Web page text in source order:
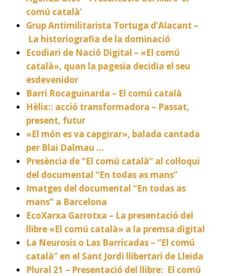
comú català’
Grup Antimilitarista Tortuga d’Alacant –
La historiografia de la dominació
Ecodiari de Nació Digital – «El comú
català», quan la pagesia decidia el seu
esdevenidor
Barri Rocaguinarda – El comú català
Hèlix:: acció transformadora – Passat,
present, futur
«El món es va capgirar», balada cantada
per Blai Dalmau …
Presència de “El comú català” al col·loqui
del documental “En todas as mans”
Imatges del documental “En todas as
mans” a Barcelona
EcoXarxa Garrotxa – La presentació del
llibre «El comú català» a la premsa digital
La Neurosis o Las Barricadas – “El comú
català” en el Sant Jordi llibertari de Lleida
Plural 21 – Presentació del llibre: El comú